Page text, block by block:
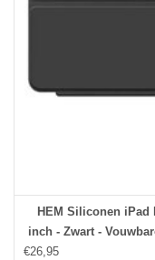
HEM Siliconen iPad
inch - Zwart -
€26,95